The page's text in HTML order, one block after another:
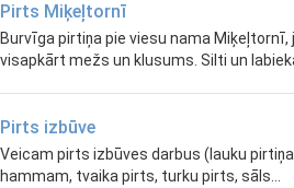
Pirts Miķeļtornī
Burvīga pirtiņa pie viesu nama Miķeļtornī,
visapkārt mežs un klusums. Silti un
Pirts izbūve
Veicam pirts izbūves darbus (lauku
hammam, tvaika pirts, turku pirts, sāls...